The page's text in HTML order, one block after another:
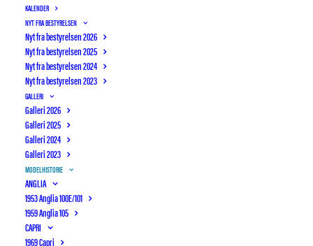
KALENDER
NYT FRA BESTYRELSEN
Nyt fra bestyrelsen 2026
Nyt fra bestyrelsen 2025
Nyt fra bestyrelsen 2024
Nyt fra bestyrelsen 2023
GALLERI
Galleri 2026
Galleri 2025
Galleri 2024
Galleri 2023
MODELHISTORIE
ANGLIA
1953 Anglia 100E/101
1959 Anglia 105
CAPRI
1969 Capri
OTTERUP BILSYN